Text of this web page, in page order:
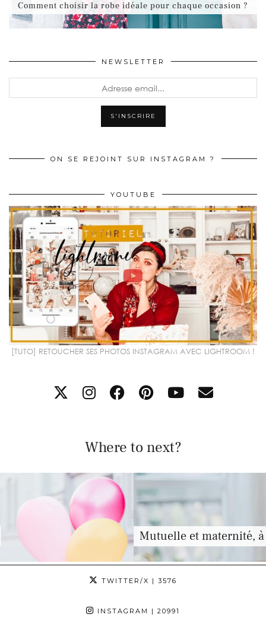
Comment choisir la robe idéale pour chaque occasion ?
NEWSLETTER
ON SE REJOINT SUR INSTAGRAM ?
YOUTUBE
[TUTO] RETOUCHER SES PHOTOS INSTAGRAM AVEC LIGHTROOM !
Where to next?
Mutuelle et maternité, à quels …
TWITTER/X | 3576
INSTAGRAM | 20991